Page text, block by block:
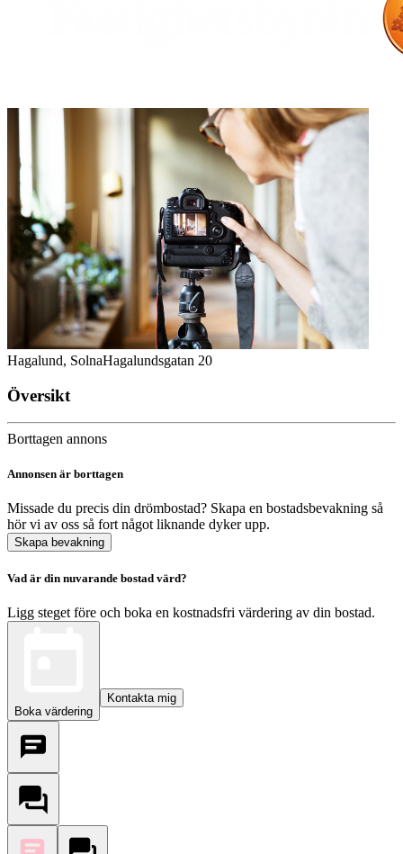
Hagalund, SolnaHagalundsgatan 20
Översikt
Borttagen annons
Annonsen är borttagen
Missade du precis din drömbostad? Skapa en bostadsbevakning så
hör vi av oss så fort något liknande dyker upp.
Skapa bevakning
Vad är din nuvarande bostad värd?
Ligg steget före och boka en kostnadsfri värdering av din bostad.
Boka värdering
Kontakta mig